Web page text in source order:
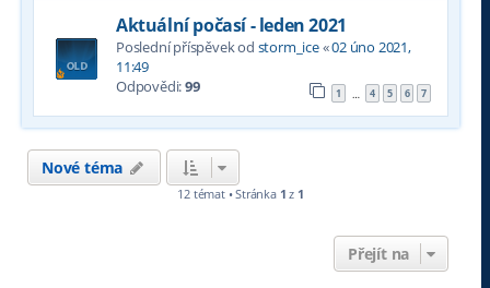
Aktuální počasí - leden 2021
Poslední příspěvek od storm_ice«02 úno 2021,
11:49
Odpovědi:99 1 … 4 5 6 7
Nové téma
12 témat • Stránka 1 z 1
Přejít na